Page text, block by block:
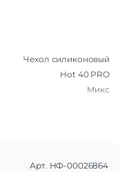
Чехол силиконовый
Hot 40 PRO
Микс
Арт. НФ-00026864